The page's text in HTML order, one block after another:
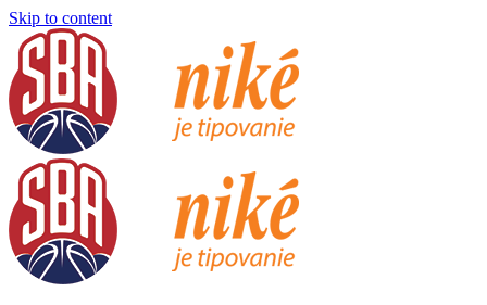
Skip to content